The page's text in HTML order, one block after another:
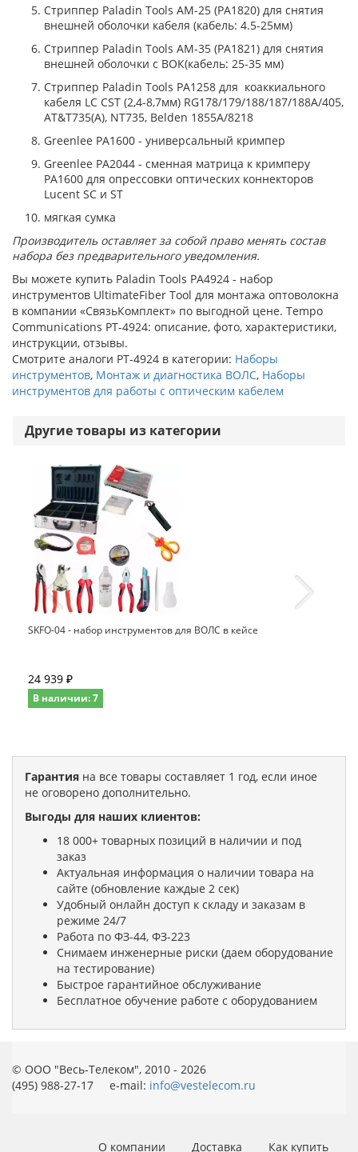
Стриппер Paladin Tools AM-25 (PA1820) для снятия
внешней оболочки кабеля (кабель: 4.5-25мм)
Стриппер Paladin Tools AM-35 (PA1821) для снятия
внешней оболочки с ВОК(кабель: 25-35 мм)
Стриппер Paladin Tools PA1258 для коаккиального
кабеля LC CST (2,4-8,7мм) RG178/179/188/187/188A/405,
AT&T735(A), NT735, Belden 1855A/8218
Greenlee PA1600 - универсальный кримпер
Greenlee PA2044 - сменная матрица к кримперу
PA1600 для опрессовки оптических коннекторов
Lucent SC и ST
мягкая сумка
Производитель оставляет за собой право менять состав
набора без предварительного уведомления.
Вы можете купить Paladin Tools PA4924 - набор
инструментов UltimateFiber Tool для монтажа оптоволокна
в компании «СвязьКомплект» по выгодной цене. Tempo
Communications PT-4924: описание, фото, характеристики,
инструкции, отзывы.
Смотрите аналоги PT-4924 в категории: Наборы
инструментов, Монтаж и диагностика ВОЛС, Наборы
инструментов для работы с оптическим кабелем
Другие товары из категории
SKFO-04 - набор инструментов для ВОЛС в кейсе
24 939 ₽
В наличии: 7
Гарантия на все товары составляет 1 год, если иное
не оговорено дополнительно.
Выгоды для наших клиентов:
18 000+ товарных позиций в наличии и под
заказ
Актуальная информация о наличии товара на
сайте (обновление каждые 2 сек)
Удобный онлайн доступ к складу и заказам в
режиме 24/7
Работа по ФЗ-44, ФЗ-223
Снимаем инженерные риски (даем оборудование
на тестирование)
Быстрое гарантийное обслуживание
Бесплатное обучение работе с оборудованием
© ООО "Весь-Телеком", 2010 - 2026
(495) 988-27-17 e-mail: info@vestelecom.ru
О компании Доставка Как купить